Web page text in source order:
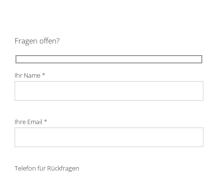
Fragen offen?
Ihr Name *
Ihre Email *
Telefon für Rückfragen